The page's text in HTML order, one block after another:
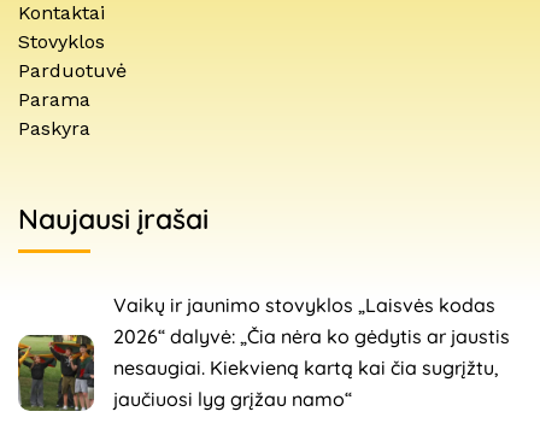
Kontaktai
Stovyklos
Parduotuvė
Parama
Paskyra
Naujausi įrašai
Vaikų ir jaunimo stovyklos „Laisvės kodas
2026“ dalyvė: „Čia nėra ko gėdytis ar jaustis
nesaugiai. Kiekvieną kartą kai čia sugrįžtu,
jaučiuosi lyg grįžau namo“